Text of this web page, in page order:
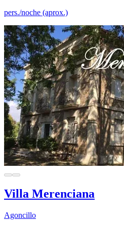
pers./noche (aprox.)
Villa Merenciana
Agoncillo